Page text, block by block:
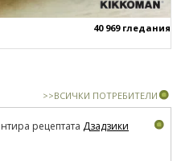
40 969 гледания
>>ВСИЧКИ ПОТРЕБИТЕЛИ
рецептата Дзадзики